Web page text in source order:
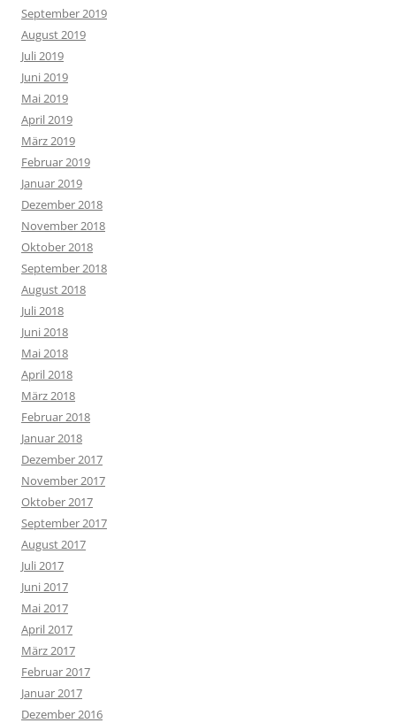
September 2019
August 2019
Juli 2019
Juni 2019
Mai 2019
April 2019
März 2019
Februar 2019
Januar 2019
Dezember 2018
November 2018
Oktober 2018
September 2018
August 2018
Juli 2018
Juni 2018
Mai 2018
April 2018
März 2018
Februar 2018
Januar 2018
Dezember 2017
November 2017
Oktober 2017
September 2017
August 2017
Juli 2017
Juni 2017
Mai 2017
April 2017
März 2017
Februar 2017
Januar 2017
Dezember 2016